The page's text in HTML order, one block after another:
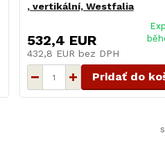
, vertikální, Westfalia
532,4 EUR
432,8 EUR bez DPH
Pridať do